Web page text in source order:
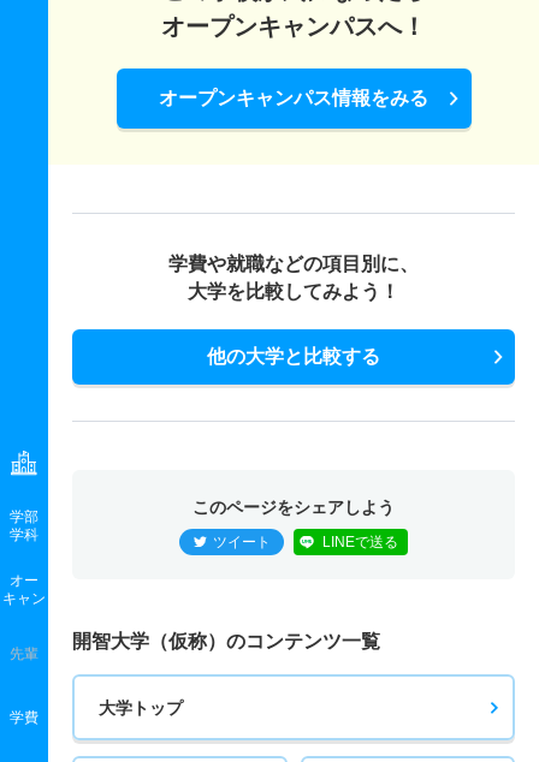
学部
学科
オー
キャン
先輩
学費
オープンキャンパスへ！
オープンキャンパス情報をみる
学費や就職などの項目別に、
大学を比較してみよう！
他の大学と比較する
このページをシェアしよう
ツイート LINEで送る
開智大学（仮称）のコンテンツ一覧
大学トップ